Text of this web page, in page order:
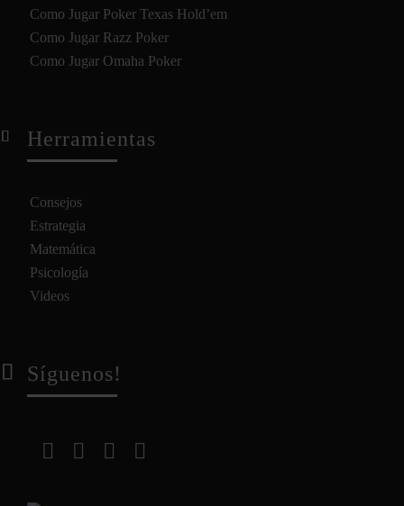
Como Jugar Poker Texas Hold’em
Como Jugar Razz Poker
Como Jugar Omaha Poker
Herramientas
Consejos
Estrategia
Matemática
Psicología
Videos
Síguenos!